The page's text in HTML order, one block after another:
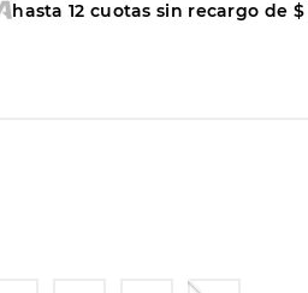
hasta12 cuotas sin recargo de $